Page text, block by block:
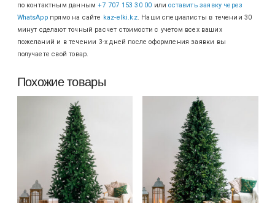
по контактным данным +7 707 153 30 00 илиоставить заявку через
WhatsAppпрямо на сайте kaz-elki.kz. Наши специалисты в течении 30
минут сделают точный расчет стоимости с учетом всех ваших
пожеланий и в течении 3-х дней после оформления заявки вы
получаете свой товар.
Похожие товары